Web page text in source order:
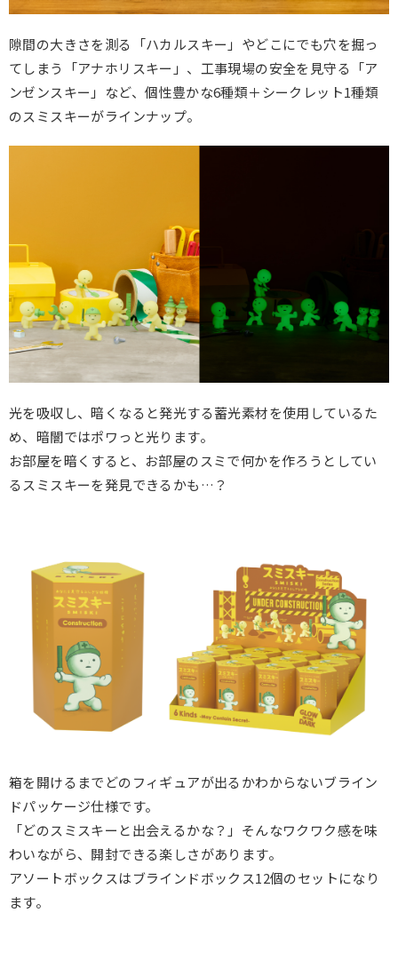
隙間の大きさを測る「ハカルスキー」やどこにでも穴を掘っ
てしまう「アナホリスキー」、工事現場の安全を見守る「ア
ンゼンスキー」など、個性豊かな6種類＋シークレット1種類
のスミスキーがラインナップ。
光を吸収し、暗くなると発光する蓄光素材を使用しているた
め、暗闇ではポワっと光ります。
お部屋を暗くすると、お部屋のスミで何かを作ろうとしてい
るスミスキーを発見できるかも…？
箱を開けるまでどのフィギュアが出るかわからないブライン
ドパッケージ仕様です。
「どのスミスキーと出会えるかな？」そんなワクワク感を味
わいながら、開封できる楽しさがあります。
アソートボックスはブラインドボックス12個のセットになり
ます。